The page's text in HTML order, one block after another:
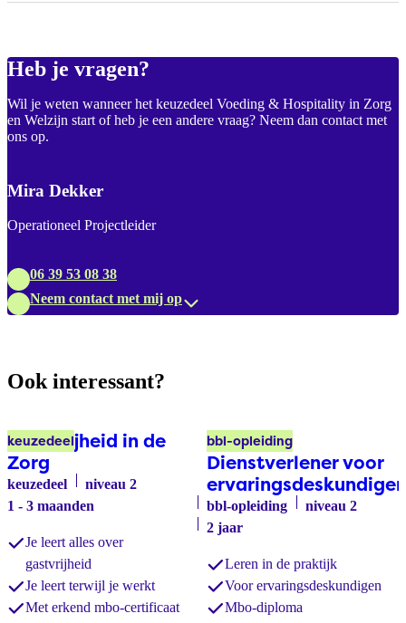
Heb je vragen?
Wil je weten wanneer het keuzedeel Voeding & Hospitality in Zorg
en Welzijn start of heb je een andere vraag? Neem dan contact met
ons op.
Mira Dekker
Operationeel Projectleider
06 39 53 08 38
Neem contact met mij op
Ook interessant?
Gastvrijheid in de
Zorg
keuzedeel
niveau 2
1 - 3 maanden
keuzedeel
Je leert alles over
gastvrijheid
Je leert terwijl je werkt
Met erkend mbo-certificaat
Facilitair
Dienstverlener voor
ervaringsdeskundigen
bbl-opleiding
niveau 2
2 jaar
bbl-opleiding
Leren in de praktijk
Voor ervaringsdeskundigen
Mbo-diploma